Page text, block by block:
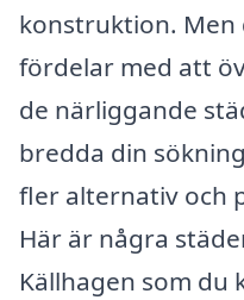
konstruktion. Men
fördelar med att
de närliggande
bredda din
fler alternativ och
Här är några
Källhagen som du